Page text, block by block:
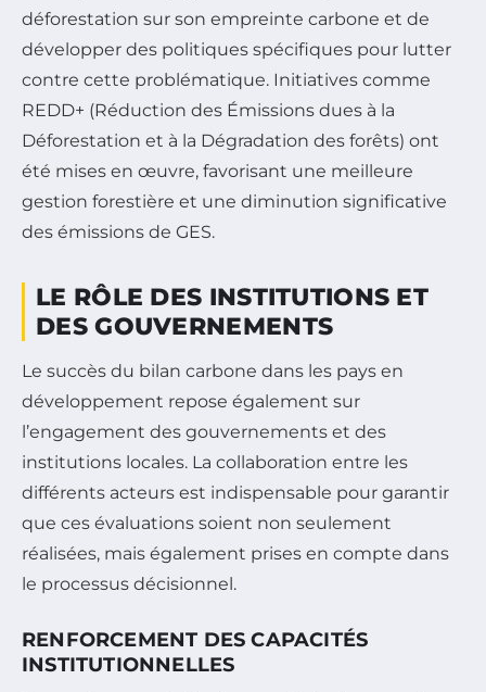
déforestation sur son empreinte carbone et de
développer des politiques spécifiques pour lutter
contre cette problématique. Initiatives comme
REDD+ (Réduction des Émissions dues à la
Déforestation et à la Dégradation des forêts) ont
été mises en œuvre, favorisant une meilleure
gestion forestière et une diminution significative
des émissions de GES.
LE RÔLE DES INSTITUTIONS ET
DES GOUVERNEMENTS
Le succès du bilan carbone dans les pays en
développement repose également sur
l’engagement des gouvernements et des
institutions locales. La collaboration entre les
différents acteurs est indispensable pour garantir
que ces évaluations soient non seulement
réalisées, mais également prises en compte dans
le processus décisionnel.
RENFORCEMENT DES CAPACITÉS
INSTITUTIONNELLES